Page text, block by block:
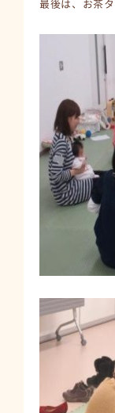
最後は、お茶